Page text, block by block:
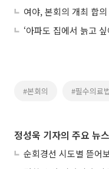
여야, 본회의 개최 합
‘아파도 집에서 늙고
#본회의 #필수의료법
정성욱 기자의 주요 뉴스